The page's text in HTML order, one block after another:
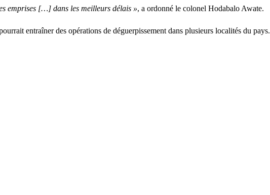
emprises […] dans les meilleurs délais », a ordonné le colonel Hodabalo Awate.
entraîner des opérations de déguerpissement dans plusieurs localités du pays.